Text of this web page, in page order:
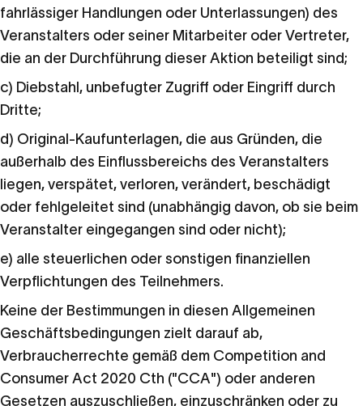
fahrlässiger Handlungen oder Unterlassungen) des
Veranstalters oder seiner Mitarbeiter oder Vertreter,
die an der Durchführung dieser Aktion beteiligt sind;
c) Diebstahl, unbefugter Zugriff oder Eingriff durch
Dritte;
d) Original-Kaufunterlagen, die aus Gründen, die
außerhalb des Einflussbereichs des Veranstalters
liegen, verspätet, verloren, verändert, beschädigt
oder fehlgeleitet sind (unabhängig davon, ob sie beim
Veranstalter eingegangen sind oder nicht);
e) alle steuerlichen oder sonstigen finanziellen
Verpflichtungen des Teilnehmers.
Keine der Bestimmungen in diesen Allgemeinen
Geschäftsbedingungen zielt darauf ab,
Verbraucherrechte gemäß dem Competition and
Consumer Act 2020 Cth ("CCA") oder anderen
Gesetzen auszuschließen, einzuschränken oder zu